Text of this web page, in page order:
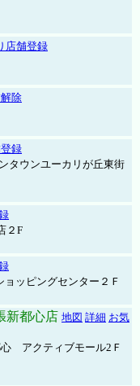
店舗登録
除
録
ウンユーカリが丘東街
２F
ッピングセンター２Ｆ
新都心店 地図 詳細 お気
アクティブモール2Ｆ